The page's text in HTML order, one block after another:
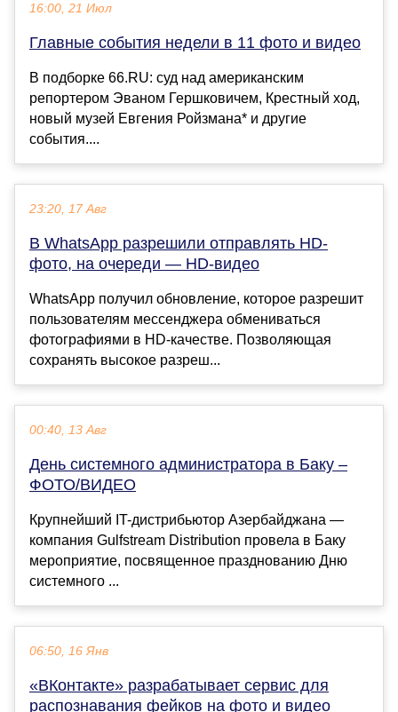
16:00, 21 Июл
Главные события недели в 11 фото и видео
В подборке 66.RU: суд над американским
репортером Эваном Гершковичем, Крестный ход,
новый музей Евгения Ройзмана* и другие
события....
23:20, 17 Авг
В WhatsApp разрешили отправлять HD-
фото, на очереди — HD-видео
WhatsApp получил обновление, которое разрешит
пользователям мессенджера обмениваться
фотографиями в HD-качестве. Позволяющая
сохранять высокое разреш...
00:40, 13 Авг
День системного администратора в Баку –
ФОТО/ВИДЕО
Крупнейший IT-дистрибьютор Азербайджана —
компания Gulfstream Distribution провела в Баку
мероприятие, посвященное празднованию Дню
системного ...
06:50, 16 Янв
«ВКонтакте» разрабатывает сервис для
распознавания фейков на фото и видео